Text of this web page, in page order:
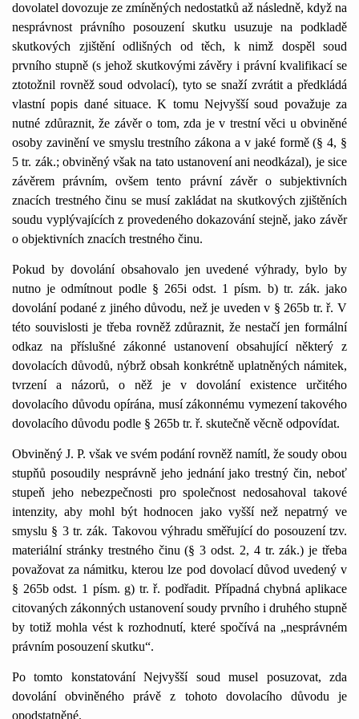
dovolatel dovozuje ze zmíněných nedostatků až následně, když na
nesprávnost právního posouzení skutku usuzuje na podkladě
skutkových zjištění odlišných od těch, k nimž dospěl soud
prvního stupně (s jehož skutkovými závěry i právní kvalifikací se
ztotožnil rovněž soud odvolací), tyto se snaží zvrátit a předkládá
vlastní popis dané situace. K tomu Nejvyšší soud považuje za
nutné zdůraznit, že závěr o tom, zda je v trestní věci u obviněné
osoby zavinění ve smyslu trestního zákona a v jaké formě (§ 4, §
5 tr. zák.; obviněný však na tato ustanovení ani neodkázal), je sice
závěrem právním, ovšem tento právní závěr o subjektivních
znacích trestného činu se musí zakládat na skutkových zjištěních
soudu vyplývajících z provedeného dokazování stejně, jako závěr
o objektivních znacích trestného činu.
Pokud by dovolání obsahovalo jen uvedené výhrady, bylo by
nutno je odmítnout podle § 265i odst. 1 písm. b) tr. zák. jako
dovolání podané z jiného důvodu, než je uveden v § 265b tr. ř. V
této souvislosti je třeba rovněž zdůraznit, že nestačí jen formální
odkaz na příslušné zákonné ustanovení obsahující některý z
dovolacích důvodů, nýbrž obsah konkrétně uplatněných námitek,
tvrzení a názorů, o něž je v dovolání existence určitého
dovolacího důvodu opírána, musí zákonnému vymezení takového
dovolacího důvodu podle § 265b tr. ř. skutečně věcně odpovídat.
Obviněný J. P. však ve svém podání rovněž namítl, že soudy obou
stupňů posoudily nesprávně jeho jednání jako trestný čin, neboť
stupeň jeho nebezpečnosti pro společnost nedosahoval takové
intenzity, aby mohl být hodnocen jako vyšší než nepatrný ve
smyslu § 3 tr. zák. Takovou výhradu směřující do posouzení tzv.
materiální stránky trestného činu (§ 3 odst. 2, 4 tr. zák.) je třeba
považovat za námitku, kterou lze pod dovolací důvod uvedený v
§ 265b odst. 1 písm. g) tr. ř. podřadit. Případná chybná aplikace
citovaných zákonných ustanovení soudy prvního i druhého stupně
by totiž mohla vést k rozhodnutí, které spočívá na „nesprávném
právním posouzení skutku“.
Po tomto konstatování Nejvyšší soud musel posuzovat, zda
dovolání obviněného právě z tohoto dovolacího důvodu je
opodstatněné.